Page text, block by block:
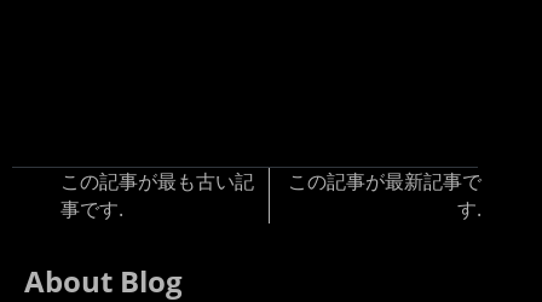
この記事が最も古い記
事です.
この記事が最新記事で
す.
About Blog